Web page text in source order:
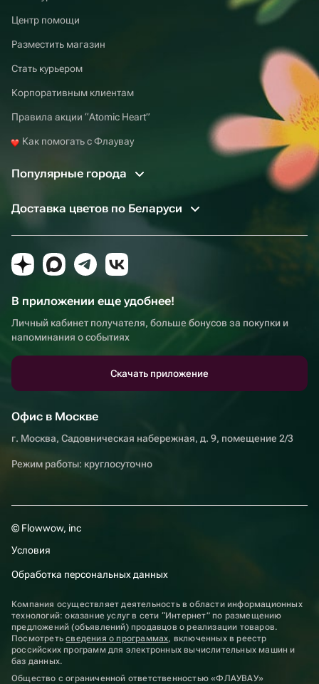
Центр помощи
Разместить магазин
Стать курьером
Корпоративным клиентам
Правила акции “Atomic Heart”
Как помогать с Флаувау
Популярные города
Доставка цветов по Беларуси
В приложении еще удобнее!
Личный кабинет получателя, больше бонусов за покупки и
напоминания о событиях
Скачать приложение
Офис в Москве
г. Москва, Садовническая набережная, д. 9, помещение 2/3
Режим работы: круглосуточно
© Flowwow, inc
Условия
Обработка персональных данных
Компания осуществляет деятельность в области информационных
технологий: оказание услуг в сети “Интернет” по размещению
предложений (объявлений) продавцов о реализации товаров.
Посмотретьсведения о программах, включенных в реестр
российских программ для электронных вычислительных машин и
баз данных.
Общество с ограниченной ответственностью «ФЛАУВАУ»